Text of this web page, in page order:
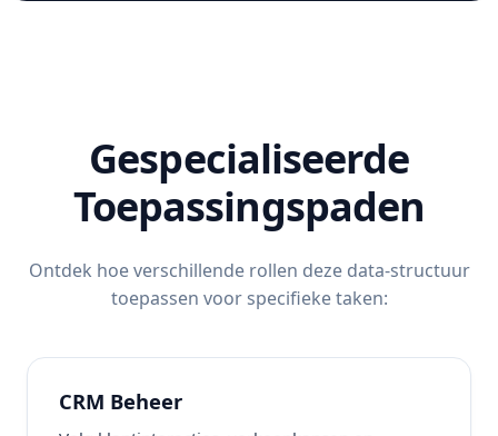
Gespecialiseerde
Toepassingspaden
Ontdek hoe verschillende rollen deze data-structuur
toepassen voor specifieke taken:
CRM Beheer